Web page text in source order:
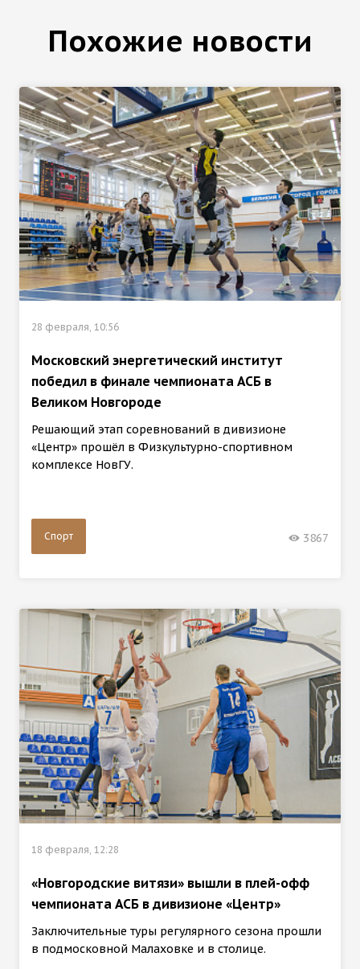
Похожие новости
28 февраля, 10:56
Московский энергетический институт
победил в финале чемпионата АСБ в
Великом Новгороде
Решающий этап соревнований в дивизионе
«Центр» прошёл в Физкультурно-спортивном
комплексе НовГУ.
Спорт 3867
18 февраля, 12:28
«Новгородские витязи» вышли в плей-офф
чемпионата АСБ в дивизионе «Центр»
Заключительные туры регулярного сезона прошли
в подмосковной Малаховке и в столице.